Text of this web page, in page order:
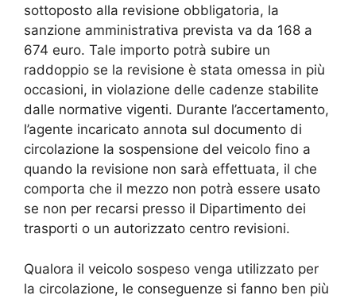
sottoposto alla revisione obbligatoria, la
sanzione amministrativa prevista va da 168 a
674 euro. Tale importo potrà subire un
raddoppio se la revisione è stata omessa in più
occasioni, in violazione delle cadenze stabilite
dalle normative vigenti. Durante l’accertamento,
l’agente incaricato annota sul documento di
circolazione la sospensione del veicolo fino a
quando la revisione non sarà effettuata, il che
comporta che il mezzo non potrà essere usato
se non per recarsi presso il Dipartimento dei
trasporti o un autorizzato centro revisioni.
Qualora il veicolo sospeso venga utilizzato per
la circolazione, le conseguenze si fanno ben più